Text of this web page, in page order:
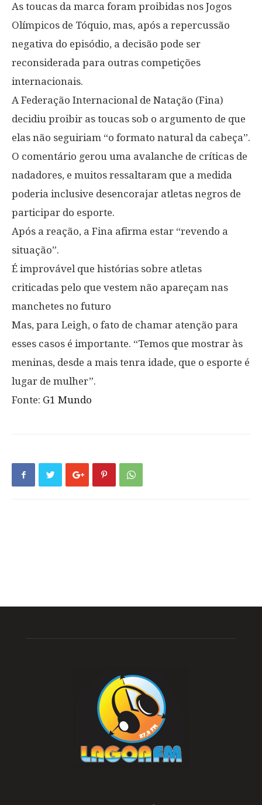
As toucas da marca foram proibidas nos Jogos
Olímpicos de Tóquio, mas, após a repercussão
negativa do episódio, a decisão pode ser
reconsiderada para outras competições
internacionais.
A Federação Internacional de Natação (Fina)
decidiu proibir as toucas sob o argumento de que
elas não seguiriam “o formato natural da cabeça”.
O comentário gerou uma avalanche de críticas de
nadadores, e muitos ressaltaram que a medida
poderia inclusive desencorajar atletas negros de
participar do esporte.
Após a reação, a Fina afirma estar “revendo a
situação”.
É improvável que histórias sobre atletas
criticadas pelo que vestem não apareçam nas
manchetes no futuro
Mas, para Leigh, o fato de chamar atenção para
esses casos é importante. “Temos que mostrar às
meninas, desde a mais tenra idade, que o esporte é
lugar de mulher”.
Fonte: G1 Mundo